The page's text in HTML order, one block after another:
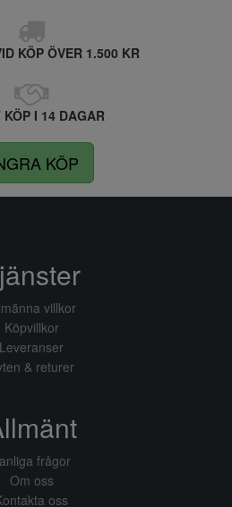
KÖP ÖVER 1.500 KR
KÖP I 14 DAGAR
KÖP
villkor
Köpvillkor
Leveranser
& returer
frågor
Om oss
oss